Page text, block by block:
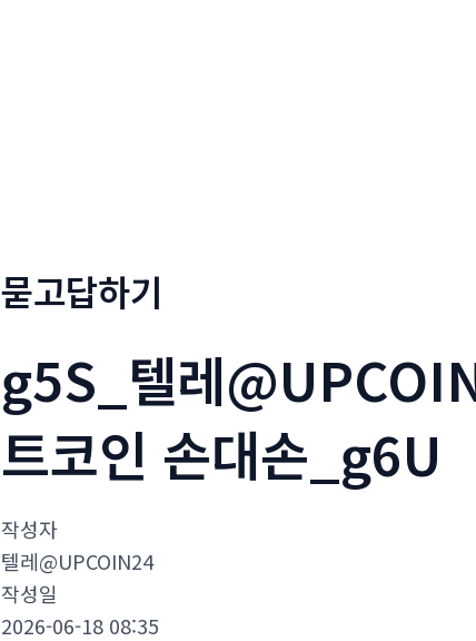
묻고답하기
g5S_텔레
트코인 손대손_g6U
작성자
텔레@UPCOIN24
작성일
2026-06-18 08:35